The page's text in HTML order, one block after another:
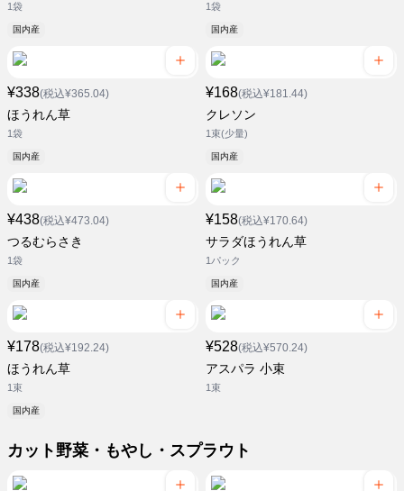
1袋
国内産
1袋
国内産
¥338(税込¥365.04)
ほうれん草
1袋
国内産
¥168(税込¥181.44)
クレソン
1束(少量)
国内産
¥438(税込¥473.04)
つるむらさき
1袋
国内産
¥158(税込¥170.64)
サラダほうれん草
1パック
国内産
¥178(税込¥192.24)
ほうれん草
1束
国内産
¥528(税込¥570.24)
アスパラ 小束
1束
カット野菜・もやし・スプラウト